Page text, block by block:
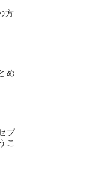
方
め
プ
こ